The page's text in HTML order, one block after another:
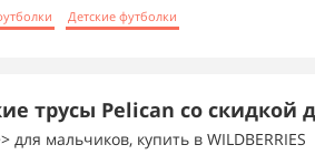
Детские футболки
трусы Pelican со скидкой
для мальчиков, купить в WILDBERRIES